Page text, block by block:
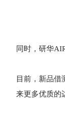
同时，研华
目前，新品借
来更多优质的